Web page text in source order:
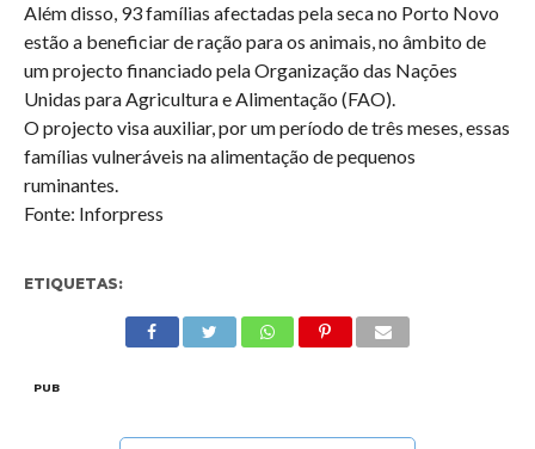
Além disso, 93 famílias afectadas pela seca no Porto Novo
estão a beneficiar de ração para os animais, no âmbito de
um projecto financiado pela Organização das Nações
Unidas para Agricultura e Alimentação (FAO).
O projecto visa auxiliar, por um período de três meses, essas
famílias vulneráveis na alimentação de pequenos
ruminantes.
Fonte: Inforpress
ETIQUETAS:
PUB